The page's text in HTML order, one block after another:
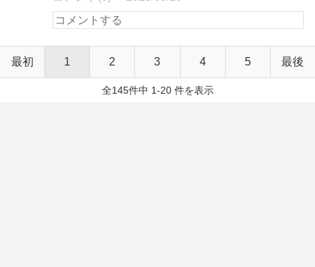
最初 1 2 3 4 5 最後
全145件中 1-20 件を表示